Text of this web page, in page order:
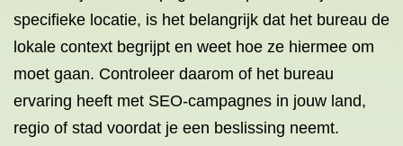
specifieke locatie, is het belangrijk dat het bureau de
lokale context begrijpt en weet hoe ze hiermee om
moet gaan. Controleer daarom of het bureau
ervaring heeft met SEO-campagnes in jouw land,
regio of stad voordat je een beslissing neemt.